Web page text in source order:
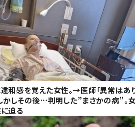
和感を覚えた女性。→医師「異常はあ
かしその後…判明した”まさかの病”。
迫る